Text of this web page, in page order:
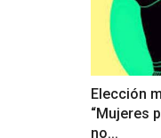
Elección
“Mujeres
no...